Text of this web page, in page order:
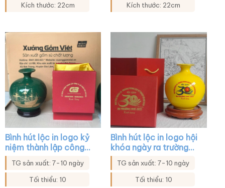
Kích thước: 22cm Kích thước: 22cm
Bình hút lộc in logo kỷ
niệm thành lập công
ty màu xanh lá họa
tiết thuyền buồm XG-
BHL34
TG sản xuất: 7-10 ngày
Tối thiểu: 10
Bình hút lộc in logo hội
khóa ngày ra trường
màu vàng XG-BHL12
TG sản xuất: 7-10 ngày
Tối thiểu: 10